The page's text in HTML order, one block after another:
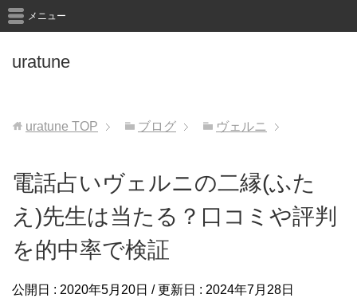
uratune
メニュー
uratune TOP ブログ ヴェルニ
電話占いヴェルニの二縁(ふた
え)先生は当たる？口コミや評判
を的中率で検証
公開日 : 2020年5月20日 / 更新日 : 2024年7月28日